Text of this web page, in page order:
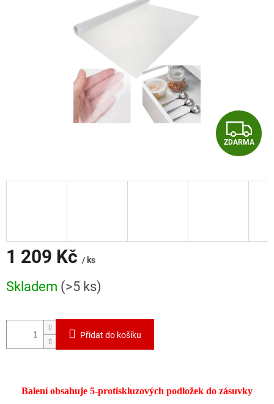
Z
D
A
ZDARMA
1 209 Kč / ks
cena:
Skladem (>5 ks)
Přidat do košíku
Balení obsahuje 5-protiskluzových podložek do zásuvky